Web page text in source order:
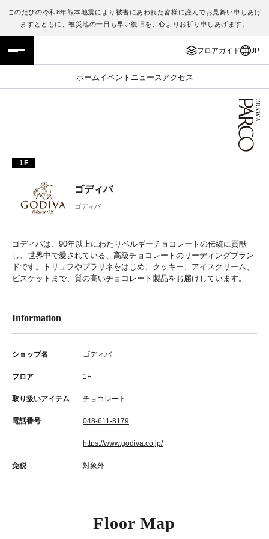
このたびの令和8年熊本地震により被害にあわれた皆様に謹んでお見舞い申しあげ
ますとともに、被災地の一日も早い復旧を、心よりお祈り申しあげます。
フロアガイド JP
ホームイベント ニュース アクセス
フロアガイド
施設案内・アクセス
TAX FREE
JP
ENGLISH
繁体字
日本語
1F
ゴディバ
ゴディバ
ゴディバは、90年以上にわたりベルギーチョコレートの伝統に貢献
し、世界中で愛されている、高級チョコレートのリーディングブラン
ドです。トリュフやプラリネをはじめ、クッキー、アイスクリーム、
ビスケットまで、質の高いチョコレート製品をお届けしています。
Information
ショップ名 ゴディバ
フロア 1F
取り扱いアイテム チョコレート
電話番号 048-611-8179
https://www.godiva.co.jp/
免税 対象外
Floor Map